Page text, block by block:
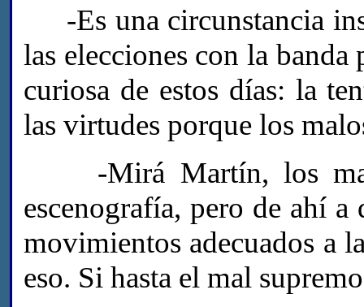
-Es una circunstancia
las elecciones con la banda
curiosa de estos días: la
las virtudes porque los
-Mirá Martín, los
escenografía, pero de ahí
movimientos adecuados a
eso. Si hasta el mal